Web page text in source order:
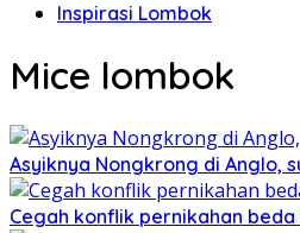
Inspirasi Lombok
Mice lombok
Asyiknya Nongkrong di Anglo,
Cegah konflik pernikahan